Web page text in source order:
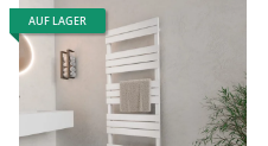
AUF LAGER